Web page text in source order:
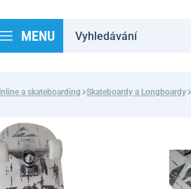
MENU
Inline a skateboarding Skateboardy a Longboardy